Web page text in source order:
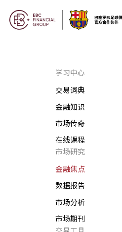
学习中心
交易词典
金融知识
市场传奇
在线课程
市场研究
金融焦点
数据报告
市场分析
市场期刊